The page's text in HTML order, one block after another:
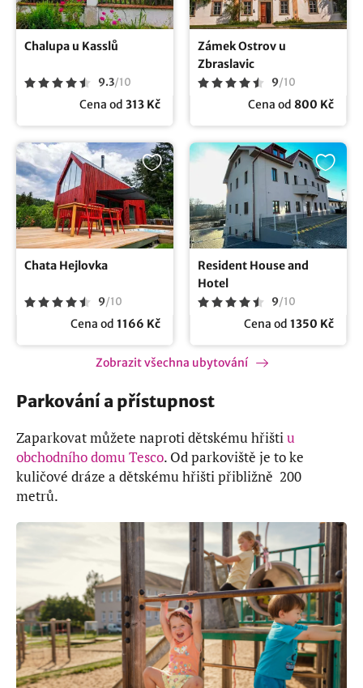
Chalupa u Kasslů
9.3/10
Cena od 313 Kč
Zámek Ostrov u
Zbraslavic
9/10
Cena od 800 Kč
Chata Hejlovka
9/10
Cena od 1166 Kč
Resident House and
Hotel
9/10
Cena od 1350 Kč
Zobrazit všechna ubytování
Parkování a přístupnost
Zaparkovat můžete naproti dětskému hřištiu
obchodního domu Tesco. Od parkoviště je to ke
kuličové dráze a dětskému hřišti přibližně 200
metrů.